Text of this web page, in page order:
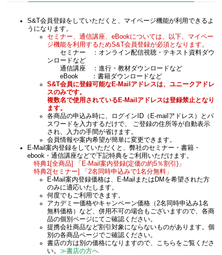
S&T会員登録をしていただくと、マイページ機能が利用できるよ
うになります。
セミナー、通信講座、eBookについては、以下、マイペー
ジ機能を利用するためS&T会員登録が必須となります。
セミナー ：オンライン配信視聴・テキスト資料ダウ
ンロードなど
通信講座 ：進行・教材ダウンロードなど
eBook ：書籍ダウンロードなど
S&T会員に登録可能なE-Mailアドレスは、ユニークアドレ
スのみです。
複数名で使用されているE-Mailアドレスは登録禁止となり
ます。
各商品の申込み時に、ログインID（E-mailアドレス）とパ
スワードを入力するだけで、 ご登録の住所等が自動表示
され、入力の手間が省けます。
会員情報や案内希望が簡単に変更できます。
E-Mail案内登録をしていただくと、弊社のセミナー・書籍・
ebook・通信講座などで下記特典をご利用いただけます。
特典1[全商品] 「E-Mail案内登録(定価の約5％割引)」
特典2[セミナー] 「2名同時申込みで1名分無料」
E-Mail案内登録価格は、E-MailまたはDMを希望された方
のみに適応いたします。
何度でもご利用できます。
アカデミー価格やキャンペーン価格（2名同時申込み1名
無料価格）など、併用不可の場合もございますので、各商
品の個別ページにてご確認ください。
提携会社商品など割引対象にならないものがあります。個
別の各商品ページでご確認ください。
書店の方は別の価格になりますので、こちらをご覧くださ
い。 ≫書店の方へ